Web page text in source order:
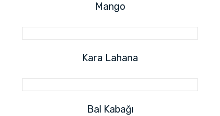
Mango
Kara Lahana
Bal Kabağı